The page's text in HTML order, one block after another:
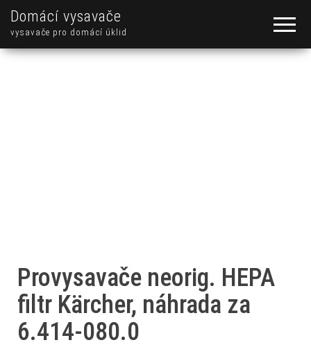
Domácí vysavače
vysavače pro domácí úklid
Provysavače neorig. HEPA
filtr Kärcher, náhrada za
6.414-080.0